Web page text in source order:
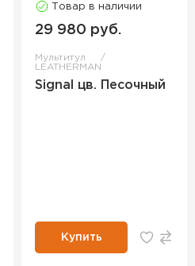
Товар в наличии
29 980 руб.
Мультитул
LEATHERMAN
Signal цв. Песочный
Купить